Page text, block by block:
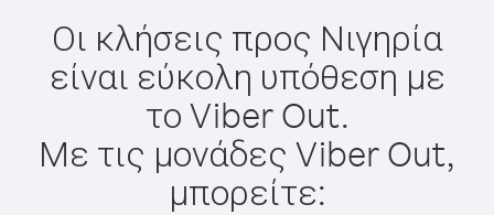
Οι κλήσεις προς Νιγηρία
είναι εύκολη υπόθεση με
το Viber Out.
Με τις μονάδες Viber Out,
μπορείτε: